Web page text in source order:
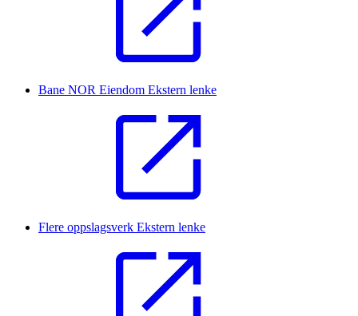
Bane NOR Eiendom Ekstern lenke
Flere oppslagsverk Ekstern lenke